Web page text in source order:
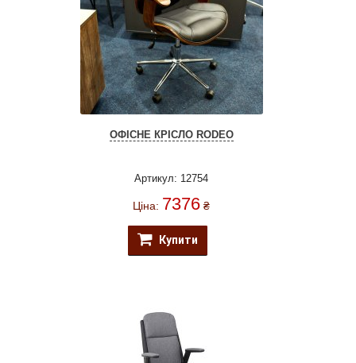
ОФІСНЕ КРІСЛО RODEO
Артикул: 12754
Ціна: 7376 ₴
Купити